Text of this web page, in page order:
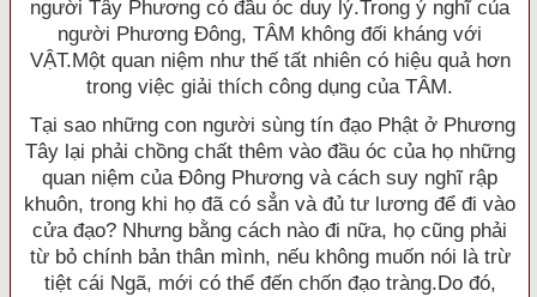
người Tây Phương có đầu óc duy lý.Trong ý nghĩ của
người Phương Ðông, TÂM không đối kháng với
VẬT.Một quan niệm như thế tất nhiên có hiệu quả hơn
trong việc giải thích công dụng của TÂM.
Tại sao những con người sùng tín đạo Phật ở Phương
Tây lại phải chồng chất thêm vào đầu óc của họ những
quan niệm của Ðông Phương và cách suy nghĩ rập
khuôn, trong khi họ đã có sẳn và đủ tư lương để đi vào
cửa đạo? Nhưng bằng cách nào đi nữa, họ cũng phải
từ bỏ chính bản thân mình, nếu không muốn nói là trừ
tiệt cái Ngã, mới có thể đến chốn đạo tràng.Do đó,